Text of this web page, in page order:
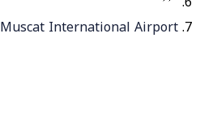
Muscat International Airport